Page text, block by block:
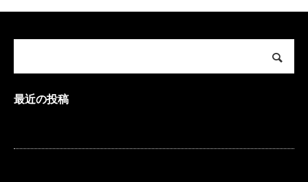
最近の投稿